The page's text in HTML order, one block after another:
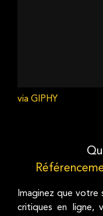
via GIPHY
Imaginez que votre
critiques en ligne,